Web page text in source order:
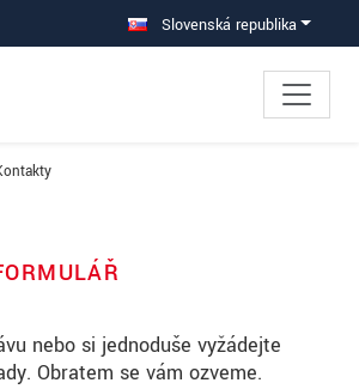
navigáciu Slovenská republika
nebo si jednoduše vyžádejte
Obratem se vám ozveme.